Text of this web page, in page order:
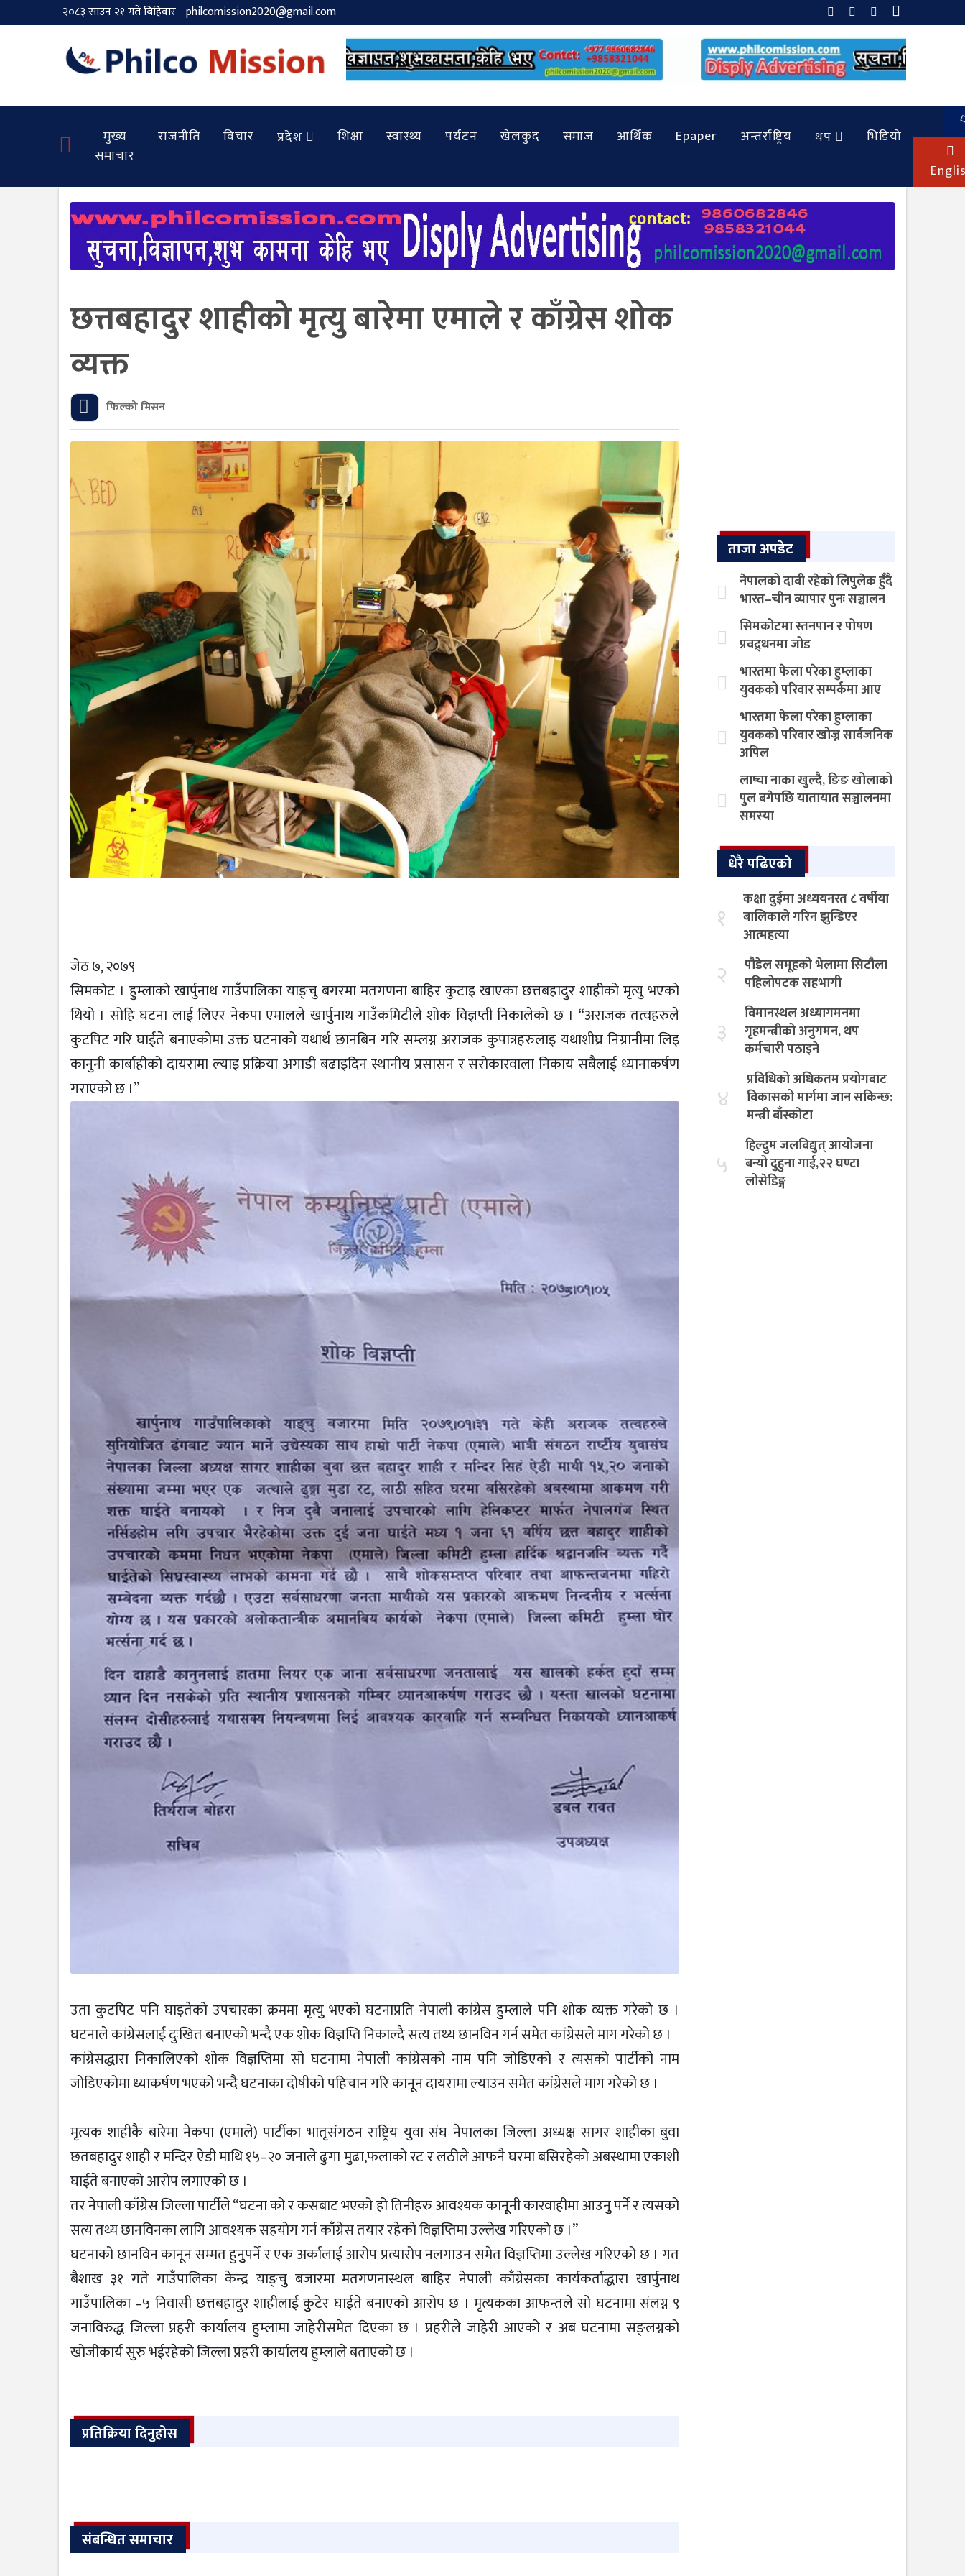
२०८३ साउन २१ गते बिहिवार philcomission2020@gmail.com
मुख्य
समाचार
राजनीति विचार प्रदेश शिक्षा स्वास्थ्य पर्यटन खेलकुद समाज आर्थिक Epaper अन्तर्राष्ट्रिय थप
भिडियो
छत्तबहादुुर शाहीको मृत्यु बारेमा एमाले र काँग्रेस शोक
व्यक्त
फिल्को मिसन
जेठ ७, २०७९
सिमकोट । हुम्लाको खार्पुनाथ गाउँपालिका याङ्चु बगरमा मतगणना बाहिर कुटाइ खाएका छत्तबहादुर शाहीको मृत्यु भएको
थियो । सोहि घटना लाई लिएर नेकपा एमालले खार्पुनाथ गाउँकमिटीले शोक विज्ञप्ती निकालेको छ । “अराजक तत्वहरुले
कुटपिट गरि घाईते बनाएकोमा उक्त घटनाको यथार्थ छानबिन गरि सम्लग्न अराजक कुपात्रहरुलाइ यथाशीघ्र निग्रानीमा लिइ
कानुनी कार्बाहीको दायरामा ल्याइ प्रक्रिया अगाडी बढाइदिन स्थानीय प्रसासन र सरोकारवाला निकाय सबैलाई ध्यानाकर्षण
गराएको छ ।”
उता कुुटपिट पनि घाइतेको उपचारका क्रममा मृृत्युु भएको घटनाप्रति नेपाली कांग्रेस हुुम्लाले पनि शोक व्यक्त गरेको छ ।
घटनाले कांग्रेसलाई दुःखित बनाएको भन्दै एक शोक विज्ञप्ति निकाल्दै सत्य तथ्य छानविन गर्न समेत कांग्रेसले माग गरेको छ ।
कांग्रेसद्धारा निकालिएको शोक विज्ञप्तिमा सो घटनामा नेपाली कांग्रेसको नाम पनि जोडिएको र त्यसको पार्टीको नाम
जोडिएकोमा ध्याकर्षण भएको भन्दै घटनाका दोषीको पहिचान गरि कानूून दायरामा ल्याउन समेत कांग्रेसले माग गरेको छ ।
मृत्यक शाहीकै बारेमा नेकपा (एमाले) पार्टीका भातृसंगठन राष्ट्रिय युवा संघ नेपालका जिल्ला अध्यक्ष सागर शाहीका बुवा
छतबहादुर शाही र मन्दिर ऐडी माथि १५–२० जनाले ढुगा मुढा,फलाको रट र लठीले आफनै घरमा बसिरहेको अबस्थामा एकाशी
घाईते बनाएको आरोप लगाएको छ ।
तर नेपाली काँग्रेस जिल्ला पार्टीले “घटना को र कसबाट भएको हो तिनीहरु आवश्यक कानूूनी कारवाहीमा आउनुु पर्ने र त्यसको
सत्य तथ्य छानविनका लागि आवश्यक सहयोग गर्न काँग्रेस तयार रहेको विज्ञप्तिमा उल्लेख गरिएको छ ।”
घटनाको छानविन कानूून सम्मत हुनुुपर्ने र एक अर्कालाई आरोप प्रत्यारोप नलगाउन समेत विज्ञप्तिमा उल्लेख गरिएको छ । गत
बैशाख ३१ गते गाउँपालिका केन्द्र याङ्चुु बजारमा मतगणनास्थल बाहिर नेपाली काँग्रेसका कार्यकर्ताद्धारा खार्पुनाथ
गाउँपालिका –५ निवासी छत्तबहादुुर शाहीलाई कुुटेर घाईते बनाएको आरोप छ । मृत्यकका आफन्तले सो घटनामा संलग्न ९
जनाविरुद्ध जिल्ला प्रहरी कार्यालय हुम्लामा जाहेरीसमेत दिएका छ । प्रहरीले जाहेरी आएको र अब घटनामा सङ्लग्नको
खोजीकार्य सुरु भईरहेको जिल्ला प्रहरी कार्यालय हुम्लाले बताएको छ ।
प्रतिक्रिया दिनुहोस
संबन्धित समाचार
ताजा अपडेट
नेपालको दाबी रहेको लिपुलेक हुँदै
भारत–चीन व्यापार पुनः सञ्चालन
सिमकोटमा स्तनपान र पोषण
प्रवद्र्धनमा जोड
भारतमा फेला परेका हुम्लाका
युवकको परिवार सम्पर्कमा आए
भारतमा फेला परेका हुम्लाका
युवकको परिवार खोज्न सार्वजनिक
अपिल
लाप्चा नाका खुल्दै, ङिङ खोलाको
पुल बगेपछि यातायात सञ्चालनमा
समस्या
धेरै पढिएको
१
कक्षा दुईमा अध्ययनरत ८ वर्षीया
बालिकाले गरिन झुन्डिएर
आत्महत्या
२
पौडेल समूहको भेलामा सिटौला
पहिलोपटक सहभागी
३
विमानस्थल अध्यागमनमा
गृहमन्त्रीको अनुगमन, थप
कर्मचारी पठाइने
४
प्रविधिको अधिकतम प्रयोगबाट
विकासको मार्गमा जान सकिन्छ:
मन्त्री बाँस्कोटा
५
हिल्दुम जलविद्युत् आयोजना
बन्यो दुहुना गाई,२२ घण्टा
लोसेडिङ्ग